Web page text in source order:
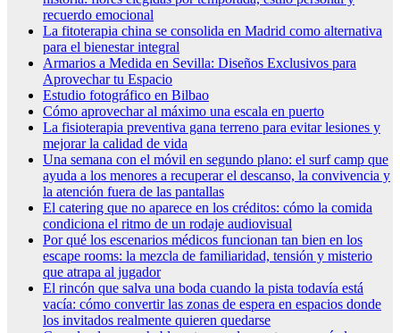
recuerdo emocional
La fitoterapia china se consolida en Madrid como alternativa
para el bienestar integral
Armarios a Medida en Sevilla: Diseños Exclusivos para
Aprovechar tu Espacio
Estudio fotográfico en Bilbao
Cómo aprovechar al máximo una escala en puerto
La fisioterapia preventiva gana terreno para evitar lesiones y
mejorar la calidad de vida
Una semana con el móvil en segundo plano: el surf camp que
ayuda a los menores a recuperar el descanso, la convivencia y
la atención fuera de las pantallas
El catering que no aparece en los créditos: cómo la comida
condiciona el ritmo de un rodaje audiovisual
Por qué los escenarios médicos funcionan tan bien en los
escape rooms: la mezcla de familiaridad, tensión y misterio
que atrapa al jugador
El rincón que salva una boda cuando la pista todavía está
vacía: cómo convertir las zonas de espera en espacios donde
los invitados realmente quieren quedarse